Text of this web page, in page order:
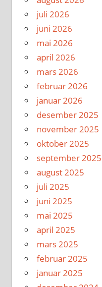
juli 2026
juni 2026
mai 2026
april 2026
mars 2026
februar 2026
januar 2026
desember 2025
november 2025
oktober 2025
september 2025
august 2025
juli 2025
juni 2025
mai 2025
april 2025
mars 2025
februar 2025
januar 2025